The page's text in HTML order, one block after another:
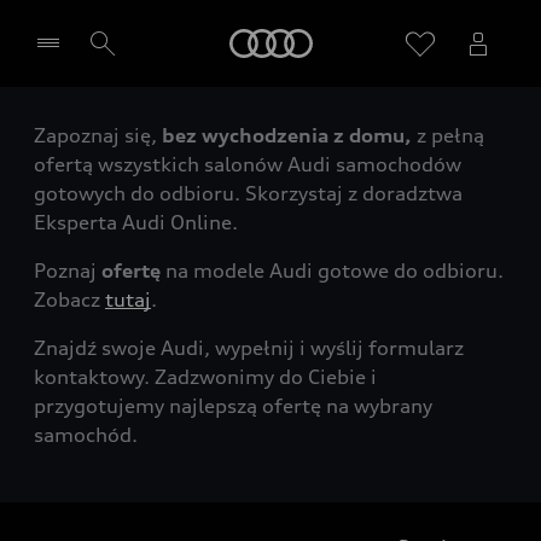
Wybierz Twojego Partnera Audi
Zapoznaj się, bez wychodzenia z domu, z pełną
ofertą wszystkich salonów Audi samochodów
gotowych do odbioru. Skorzystaj z doradztwa
Eksperta Audi Online.
Poznaj ofertę na modele Audi gotowe do odbioru.
Zobacz tutaj.
Znajdź swoje Audi, wypełnij i wyślij formularz
kontaktowy. Zadzwonimy do Ciebie i
przygotujemy najlepszą ofertę na wybrany
samochód.